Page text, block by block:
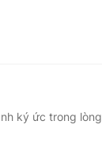
ký ức trong